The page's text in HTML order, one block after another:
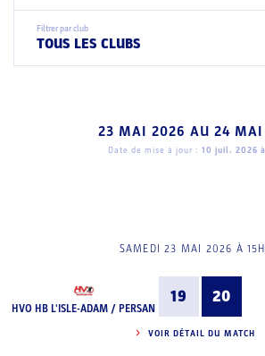
Filtrer par club
TOUS LES CLUBS
23 MAI 2026 AU 24
Date de mise à jour : 10 juil. 2026 à
SAMEDI 23 MAI 2026 À
HVO HB L'ISLE-ADAM / PERSAN
19 20
VOIR DÉTAIL DU MATCH